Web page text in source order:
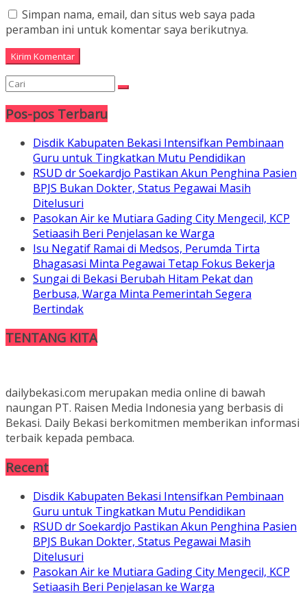
Simpan nama, email, dan situs web saya pada
peramban ini untuk komentar saya berikutnya.
Pos-pos Terbaru
Disdik Kabupaten Bekasi Intensifkan Pembinaan
Guru untuk Tingkatkan Mutu Pendidikan
RSUD dr Soekardjo Pastikan Akun Penghina Pasien
BPJS Bukan Dokter, Status Pegawai Masih
Ditelusuri
Pasokan Air ke Mutiara Gading City Mengecil, KCP
Setiaasih Beri Penjelasan ke Warga
Isu Negatif Ramai di Medsos, Perumda Tirta
Bhagasasi Minta Pegawai Tetap Fokus Bekerja
Sungai di Bekasi Berubah Hitam Pekat dan
Berbusa, Warga Minta Pemerintah Segera
Bertindak
TENTANG KITA
dailybekasi.com merupakan media online di bawah
naungan PT. Raisen Media Indonesia yang berbasis di
Bekasi. Daily Bekasi berkomitmen memberikan informasi
terbaik kepada pembaca.
Recent
Disdik Kabupaten Bekasi Intensifkan Pembinaan
Guru untuk Tingkatkan Mutu Pendidikan
RSUD dr Soekardjo Pastikan Akun Penghina Pasien
BPJS Bukan Dokter, Status Pegawai Masih
Ditelusuri
Pasokan Air ke Mutiara Gading City Mengecil, KCP
Setiaasih Beri Penjelasan ke Warga